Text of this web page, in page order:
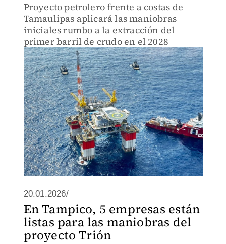
Proyecto petrolero frente a costas de
Tamaulipas aplicará las maniobras
iniciales rumbo a la extracción del
primer barril de crudo en el 2028
20.01.2026/
En Tampico, 5 empresas están
listas para las maniobras del
proyecto Trión